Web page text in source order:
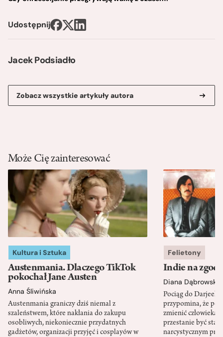
Jacek Podsiadło
Zobacz wszystkie artykuły autora
Udostępnij
Może Cię zainteresować
Kultura i Sztuka
Austenmania. Dlaczego TikTok
pokochał Jane Austen
Anna Śliwińska
Austenmania graniczy dziś niemal z
szaleństwem, które nakłania do zakupu
osobliwych, niekoniecznie przydatnych
gadżetów, organizacji przyjęć i cosplayów w
Felietony
Indie na
Diana Dąbrowska
Pociąg do
przypomina, że
zmienić człowieka
przestanie być
narcystycznym